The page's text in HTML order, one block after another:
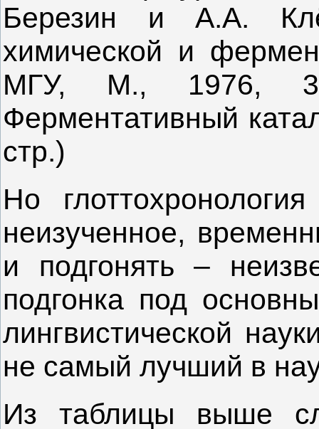
Березин и А.А.
химической и
МГУ, М., 1976,
Ферментативный
стр.)
Но
неизученное,
и подгонять –
подгонка под
лингвистической
не самый лучший в
Из таблицы выше